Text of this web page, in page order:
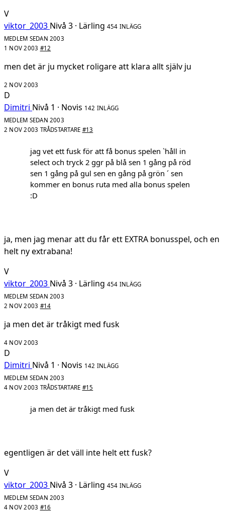
V
viktor_2003 Nivå 3 · Lärling 454 INLÄGG
MEDLEM SEDAN 2003
1 NOV 2003 #12
men det är ju mycket roligare att klara allt själv ju
2 NOV 2003
D
Dimitri Nivå 1 · Novis 142 INLÄGG
MEDLEM SEDAN 2003
2 NOV 2003 TRÅDSTARTARE #13
jag vet ett fusk för att få bonus spelen `håll in
select och tryck 2 ggr på blå sen 1 gång på röd
sen 1 gång på gul sen en gång på grön ´ sen
kommer en bonus ruta med alla bonus spelen
:D
ja, men jag menar att du får ett EXTRA bonusspel, och en
helt ny extrabana!
V
viktor_2003 Nivå 3 · Lärling 454 INLÄGG
MEDLEM SEDAN 2003
2 NOV 2003 #14
ja men det är tråkigt med fusk
4 NOV 2003
D
Dimitri Nivå 1 · Novis 142 INLÄGG
MEDLEM SEDAN 2003
4 NOV 2003 TRÅDSTARTARE #15
ja men det är tråkigt med fusk
egentligen är det väll inte helt ett fusk?
V
viktor_2003 Nivå 3 · Lärling 454 INLÄGG
MEDLEM SEDAN 2003
4 NOV 2003 #16